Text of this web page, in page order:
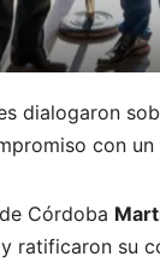
dialogaron
con
Córdoba
ratificaron su